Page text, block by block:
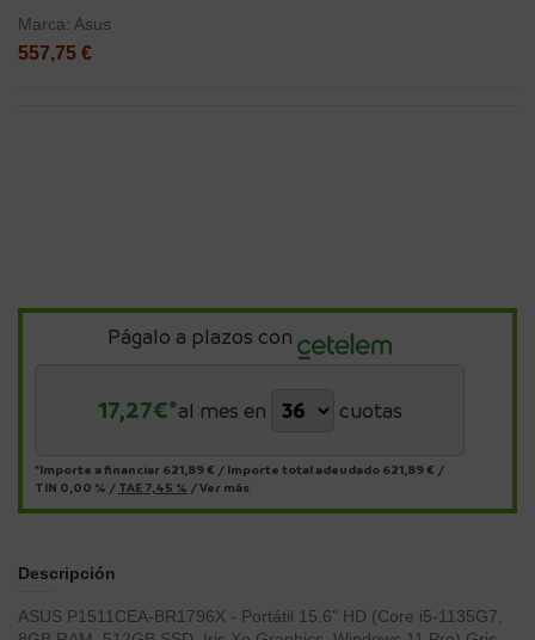
Marca: Asus
557,75 €
Págalo a plazos con
17,27€*al mes en cuotas
*Importe a financiar 621,89 € / Importe total adeudado 621,89 € /
TIN 0,00 % / TAE 7,45 % /Ver más
Descripción
ASUS P1511CEA-BR1796X - Portátil 15.6" HD (Core i5-1135G7,